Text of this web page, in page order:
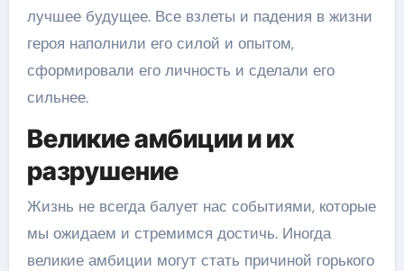
лучшее будущее. Все взлеты и падения в жизни
героя наполнили его силой и опытом,
сформировали его личность и сделали его
сильнее.
Великие амбиции и их
разрушение
Жизнь не всегда балует нас событиями, которые
мы ожидаем и стремимся достичь. Иногда
великие амбиции могут стать причиной горького